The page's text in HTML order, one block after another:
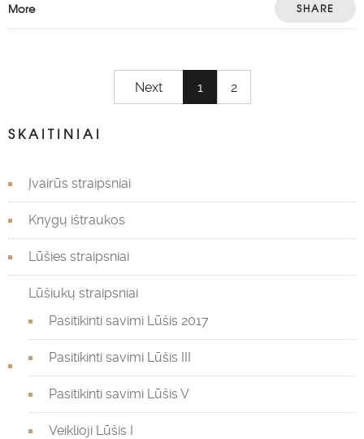
More SHARE
Next 1 2
SKAITINIAI
Įvairūs straipsniai
Knygų ištraukos
Lūšies straipsniai
Lūšiukų straipsniai
Pasitikinti savimi Lūšis 2017
Pasitikinti savimi Lūšis III
Pasitikinti savimi Lūšis V
Veiklioji Lūšis I